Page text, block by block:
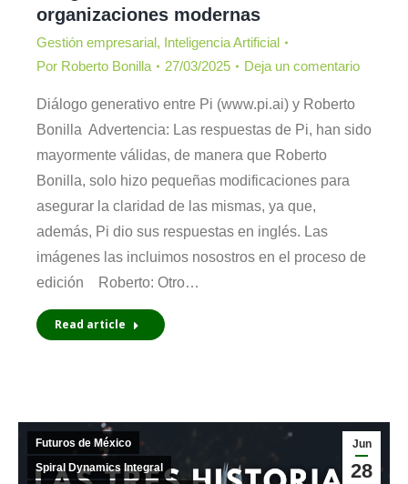
organizaciones modernas
Gestión empresarial, Inteligencia Artificial
Por Roberto Bonilla 27/03/2025 Deja un comentario
Diálogo generativo entre Pi (www.pi.ai) y Roberto
Bonilla Advertencia: Las respuestas de Pi, han sido
mayormente válidas, de manera que Roberto
Bonilla, solo hizo pequeñas modificaciones para
asegurar la claridad de las mismas, ya que,
además, Pi dio sus respuestas en inglés. Las
imágenes las incluimos nosostros en el proceso de
edición Roberto: Otro…
Read article
Jun
28
Futuros de México
Spiral Dynamics Integral